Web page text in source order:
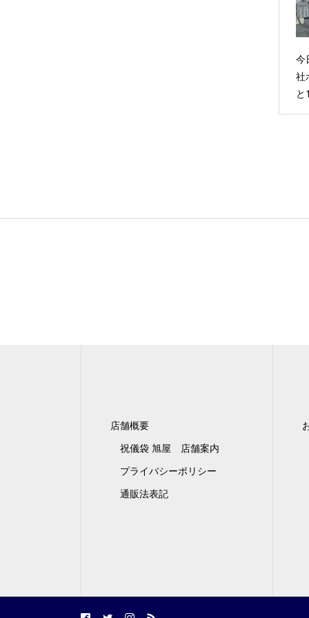
今
社
店舗概要
祝儀袋 旭屋 店舗案内
プライバシーポリシー
通販法表記